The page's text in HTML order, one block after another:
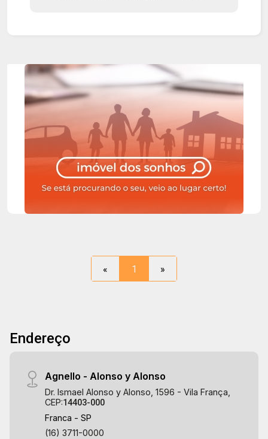
« 1 »
Endereço
Agnello - Alonso y Alonso
Dr. Ismael Alonso y Alonso, 1596 - Vila França,
CEP:14403-000
Franca - SP
(16) 3711-0000